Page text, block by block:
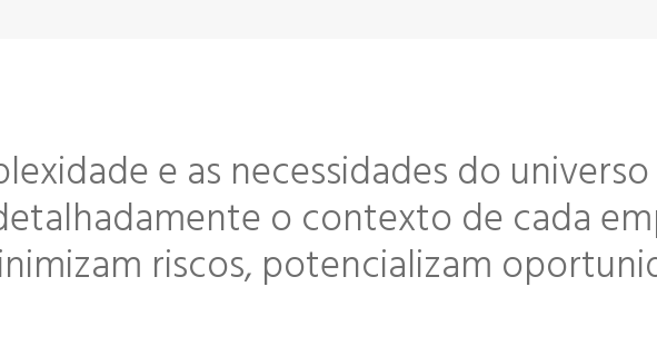
e as necessidades do universo
o contexto de cada
riscos, potencializam